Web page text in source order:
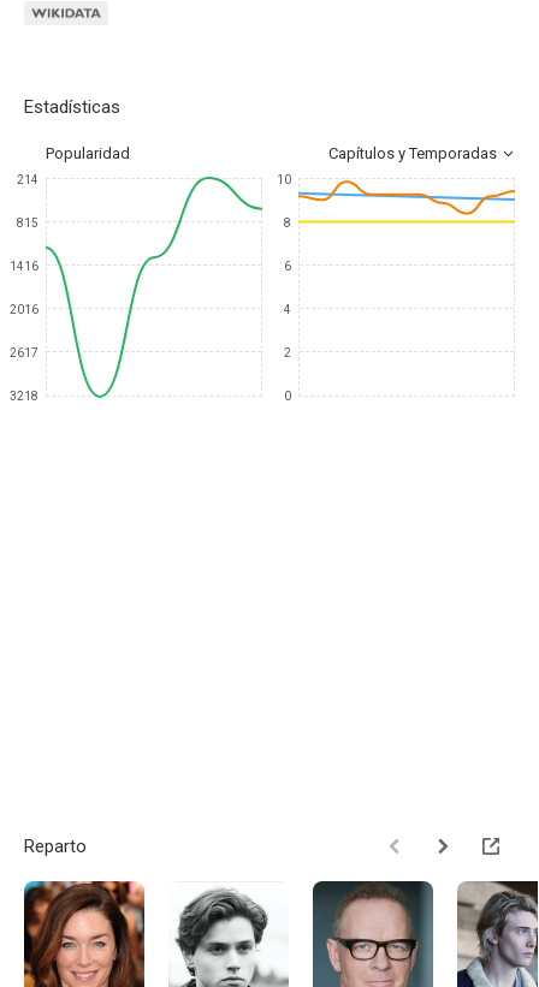
Estadísticas
Popularidad Capítulos y Temporadas
214
815
1416
2016
2617
3218
10
8
6
4
2
0
Reparto